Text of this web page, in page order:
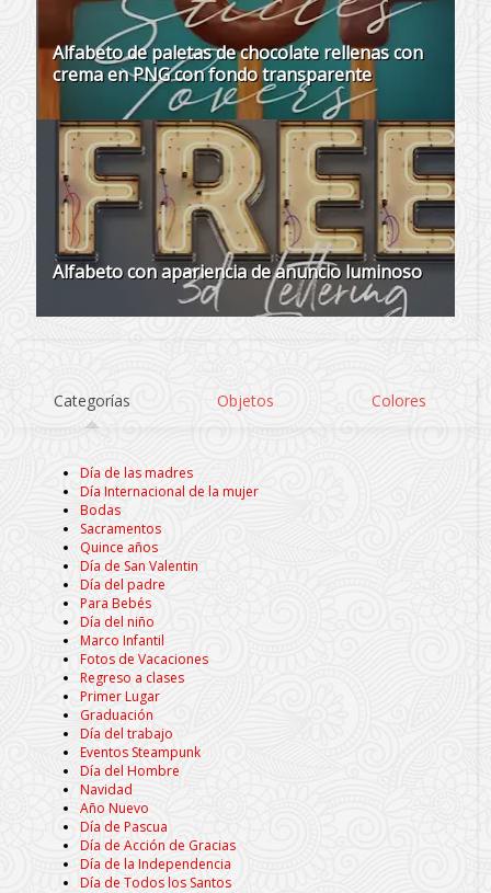
Alfabeto de paletas de chocolate rellenas con
crema en PNG con fondo transparente
Alfabeto con apariencia de anuncio luminoso
Categorías Objetos Colores
Día de las madres
Día Internacional de la mujer
Bodas
Sacramentos
Quince años
Día de San Valentin
Día del padre
Para Bebés
Día del niño
Marco Infantil
Fotos de Vacaciones
Regreso a clases
Primer Lugar
Graduación
Día del trabajo
Eventos Steampunk
Día del Hombre
Navidad
Año Nuevo
Día de Pascua
Día de Acción de Gracias
Día de la Independencia
Día de Todos los Santos